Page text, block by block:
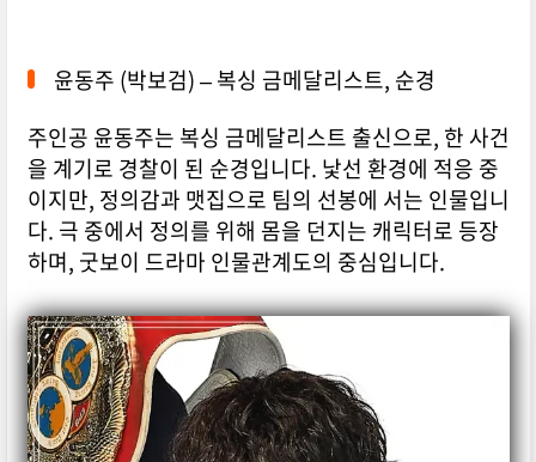
윤동주 (박보검) – 복싱 금메달리스트, 순경
주인공 윤동주는 복싱 금메달리스트 출신으로, 한 사건
을 계기로 경찰이 된 순경입니다. 낯선 환경에 적응 중
이지만, 정의감과 맷집으로 팀의 선봉에 서는 인물입니
다. 극 중에서 정의를 위해 몸을 던지는 캐릭터로 등장
하며, 굿보이 드라마 인물관계도의 중심입니다.